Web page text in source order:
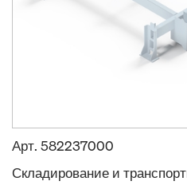
Арт. 582237000
Складирование и